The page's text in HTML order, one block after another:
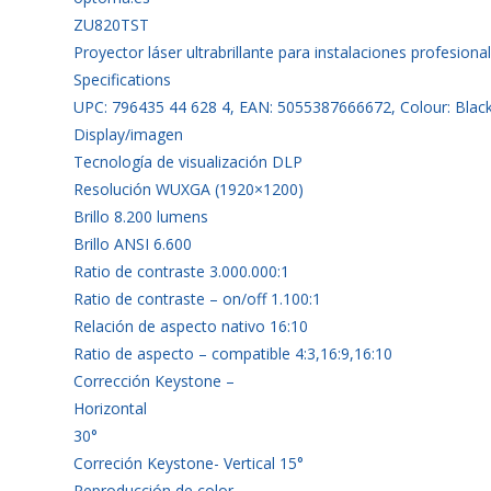
ZU820TST
Proyector láser ultrabrillante para instalaciones
Specifications
UPC: 796435 44 628 4, EAN: 5055387666672, Colour:
Display/imagen
Tecnología de visualización DLP
Resolución WUXGA (1920×1200)
Brillo 8.200 lumens
Brillo ANSI 6.600
Ratio de contraste 3.000.000:1
Ratio de contraste – on/off 1.100:1
Relación de aspecto nativo 16:10
Ratio de aspecto – compatible 4:3,16:9,16:10
Corrección Keystone –
Horizontal
30°
Correción Keystone- Vertical 15°